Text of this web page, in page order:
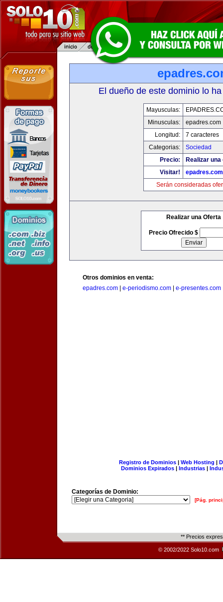
El dueño de este dominio lo
Mayusculas:
Minusculas:
epadres.com
Longitud:
7 caracteres
Categorias:
Sociedad
Precio:
Realizar
Visitar!
epadres.com
Serán consideradas
Realizar una Oferta
Precio Ofrecido $
Otros dominios en venta:
epadres.com
e-periodismo.com e-presentes.com
Registro de Dominios| Web Hosting |
Dominios Expirados | Industrias |
Categorías de Dominio:
[Pág.
** Precios
© 2002/2022 Solo10.com